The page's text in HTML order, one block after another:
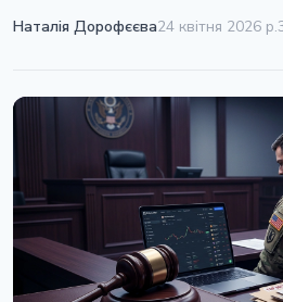
Наталія Дорофєєва24 квітня 2026 р.